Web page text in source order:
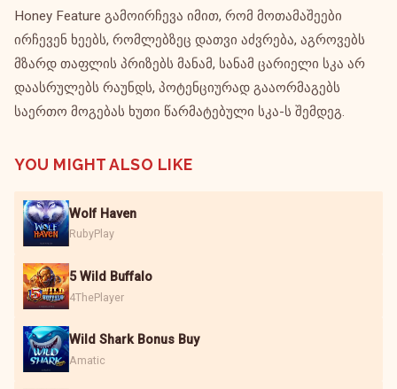
Honey Feature გამოირჩევა იმით, რომ მოთამაშეები
ირჩევენ ხეებს, რომლებზეც დათვი აძვრება, აგროვებს
მზარდ თაფლის პრიზებს მანამ, სანამ ცარიელი სკა არ
დაასრულებს რაუნდს, პოტენციურად გააორმაგებს
საერთო მოგებას ხუთი წარმატებული სკა-ს შემდეგ.
YOU MIGHT ALSO LIKE
Wolf Haven
RubyPlay
5 Wild Buffalo
4ThePlayer
Wild Shark Bonus Buy
Amatic